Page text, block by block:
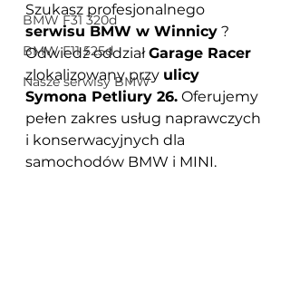
BMW F31 320d
BMW F11 525d
Nasze serwisy BMW
Szukasz profesjonalnego
serwisu BMW w Winnicy ?
Odwiedź oddział Garage Racer
zlokalizowany przy ulicy
Symona Petliury 26. Oferujemy
pełen zakres usług naprawczych
i konserwacyjnych dla
samochodów BMW i MINI.